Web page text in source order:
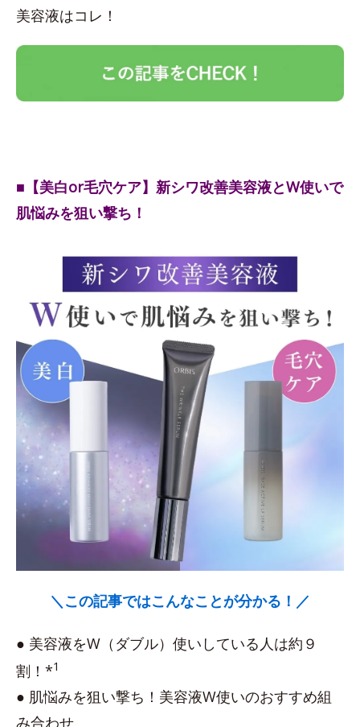
美容液はコレ！
■【美白or毛穴ケア】新シワ改善美容液とW使いで
肌悩みを狙い撃ち！
＼この記事ではこんなことが分かる！／
● 美容液をW（ダブル）使いしている人は約９
割！*1
● 肌悩みを狙い撃ち！美容液W使いのおすすめ組
み合わせ